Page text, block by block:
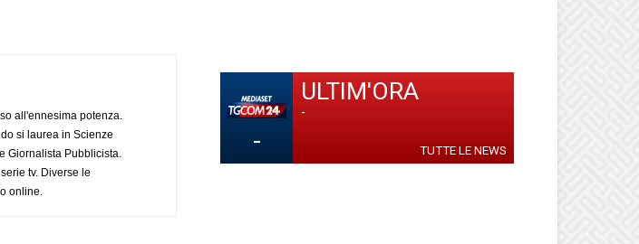
all'ennesima potenza.
si laurea in Scienze
Giornalista Pubblicista.
tv. Diverse le
online.
-
ULTIM'ORA
-
TUTTE LE NEWS